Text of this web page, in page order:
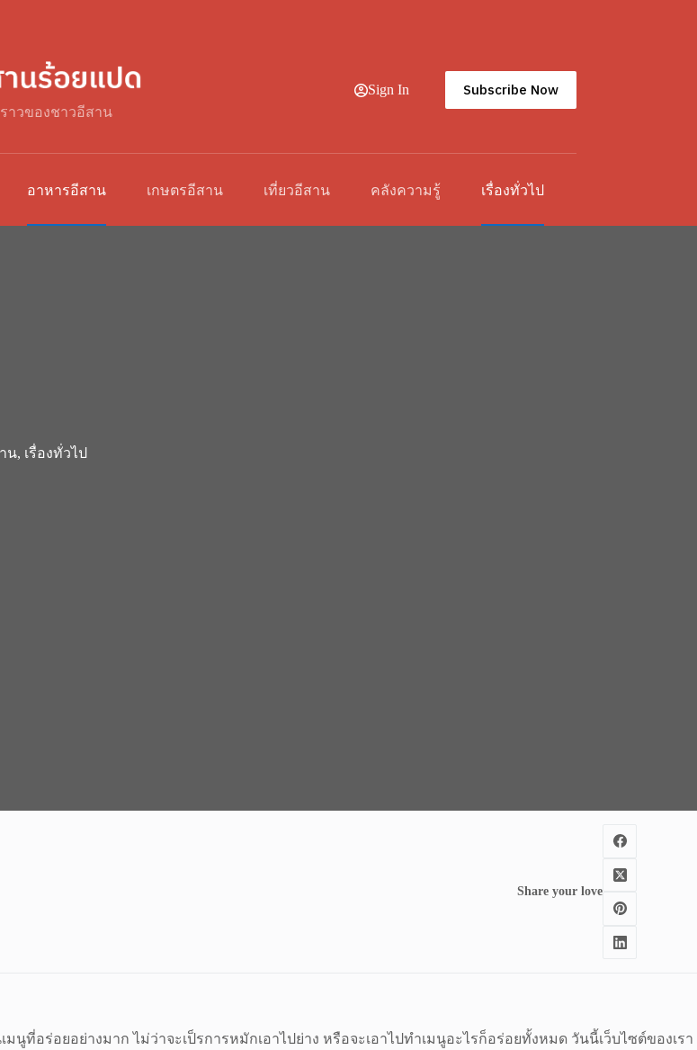
าวของชาวอีสาน
Sign In Subscribe Now
อาหารอีสาน เกษตรอีสาน เที่ยวอีสาน คลังความรู้ เรื่องทั่วไป
น, เรื่องทั่วไป
Share your love
ที่อร่อยอย่างมาก ไม่ว่าจะเป็รการหมักเอาไปย่าง หรือจะเอาไปทำเมนูอะไรก็อร่อยทั้งหมด วันนี้เว็บไซต์ของเรา